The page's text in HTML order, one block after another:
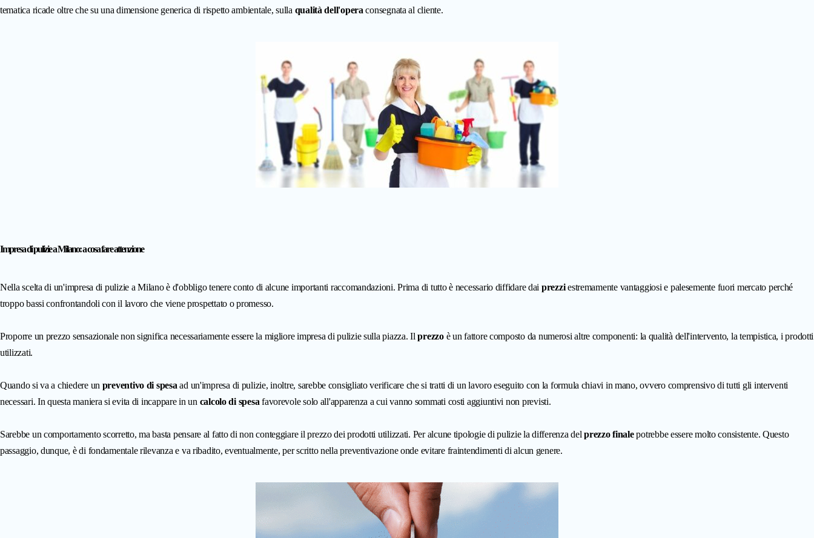
tematica ricade oltre che su una dimensione generica di rispetto ambientale, sulla qualità dell'opera consegnata al cliente.
Impresa di pulizie a Milano: a cosa fare attenzione
Nella scelta di un'impresa di pulizie a Milano è d'obbligo tenere conto di alcune importanti raccomandazioni. Prima di tutto è necessario diffidare dai prezziestremamente vantaggiosi e palesemente fuori mercato perché
troppo bassi confrontandoli con il lavoro che viene prospettato o promesso.
Proporre un prezzo sensazionale non significa necessariamente essere la migliore impresa di pulizie sulla piazza. Ilprezzoè un fattore composto da numerosi altre componenti: la qualità dell'intervento, la tempistica, i prodotti
utilizzati.
Quando si va a chiedere un preventivo di spesa ad un'impresa di pulizie, inoltre, sarebbe consigliato verificare che si tratti di un lavoro eseguito con la formula chiavi in mano, ovvero comprensivo di tutti gli interventi
necessari. In questa maniera si evita di incappare in un calcolo di spesa favorevole solo all'apparenza a cui vanno sommati costi aggiuntivi non previsti.
Sarebbe un comportamento scorretto, ma basta pensare al fatto di non conteggiare il prezzo dei prodotti utilizzati. Per alcune tipologie di pulizie la differenza delprezzo finalepotrebbe essere molto consistente. Questo
passaggio, dunque, è di fondamentale rilevanza e va ribadito, eventualmente, per scritto nella preventivazione onde evitare fraintendimenti di alcun genere.